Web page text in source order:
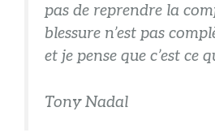
pas de reprendre la
blessure n’est pas
et je pense que c’est ce
Tony Nadal